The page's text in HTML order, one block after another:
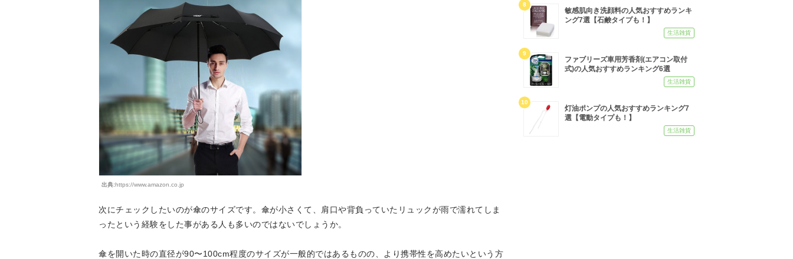
出典:https://www.amazon.co.jp
次にチェックしたいのが傘のサイズです。傘が小さくて、肩口や背負っていたリュックが雨で濡れてしま
ったという経験をした事がある人も多いのではないでしょうか。
傘を開いた時の直径が90〜100cm程度のサイズが一般的ではあるものの、より携帯性を高めたいという方
8
敏感肌向き洗顔料の人気おすすめランキ
ング7選【石鹸タイプも！】
生活雑貨
9
ファブリーズ車用芳香剤(エアコン取付
式)の人気おすすめランキング6選
生活雑貨
10
灯油ポンプの人気おすすめランキング7
選【電動タイプも！】
生活雑貨